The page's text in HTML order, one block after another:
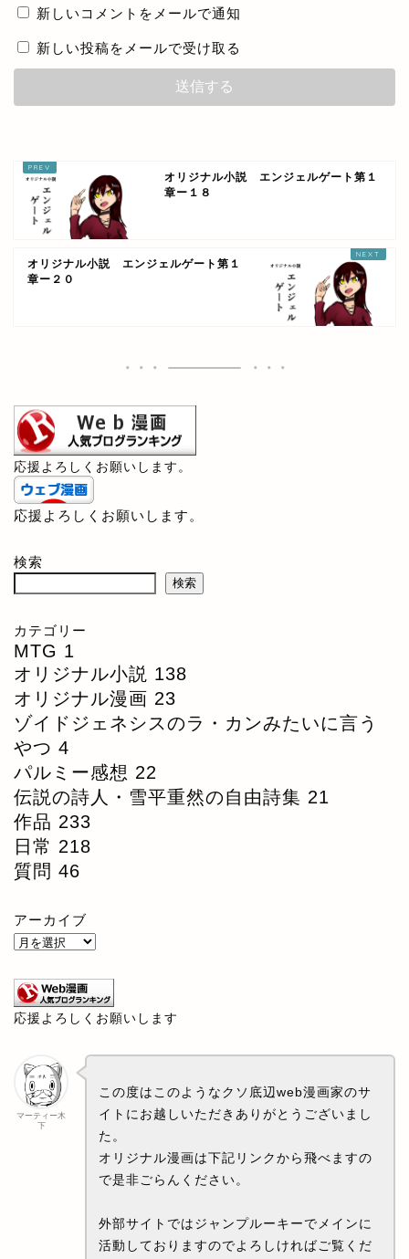
新しいコメントをメールで通知
新しい投稿をメールで受け取る
オリジナル小説 エンジェルゲート第１
章ー１８
オリジナル小説 エンジェルゲート第１
章ー２０
応援よろしくお願いします。
応援よろしくお願いします。
検索
検索
カテゴリー
MTG 1
オリジナル小説 138
オリジナル漫画 23
ゾイドジェネシスのラ・カンみたいに言う
やつ 4
パルミー感想 22
伝説の詩人・雪平重然の自由詩集 21
作品 233
日常 218
質問 46
アーカイブ
応援よろしくお願いします
マーティー木
下
この度はこのようなクソ底辺web漫画家のサ
イトにお越しいただきありがとうございまし
た。
オリジナル漫画は下記リンクから飛べますの
で是非ごらんください。
外部サイトではジャンプルーキーでメインに
活動しておりますのでよろしければご覧くだ